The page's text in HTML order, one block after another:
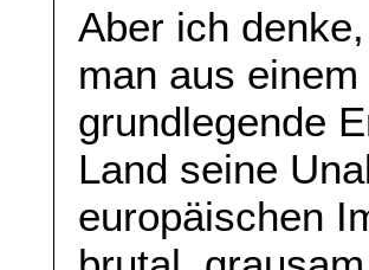
Aber ich
man aus
grundlegende
Land seine
europäischen